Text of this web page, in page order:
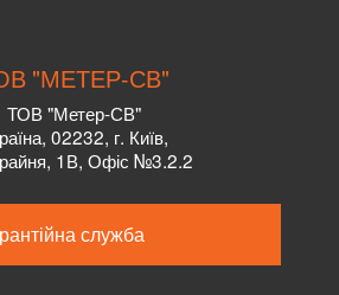
"МЕТЕР-СВ"
ТОВ "Метер-СВ"
02232, г. Київ,
1В, Офіс №3.2.2
служба